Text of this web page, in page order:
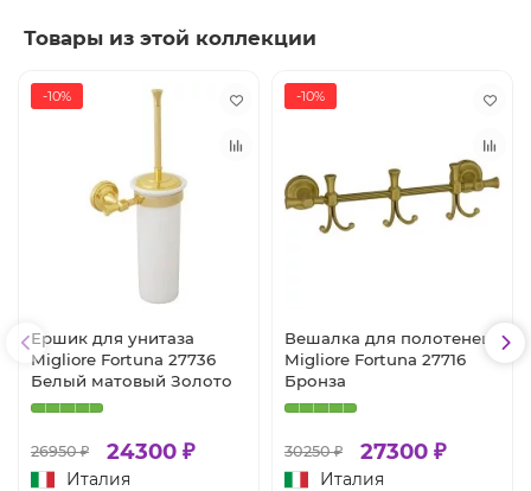
Товары из этой коллекции
-10%
Ершик для унитаза
Migliore Fortuna 27736
Белый матовый Золото
26950 ₽ 24300 ₽
Италия
-10%
Вешалка для полотенец
Migliore Fortuna 27716
Бронза
30250 ₽ 27300 ₽
Италия